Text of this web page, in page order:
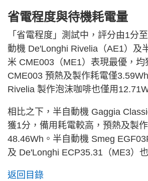
省電程度與待機耗電量
「省電程度」測試中，評分由1分
動機 De'Longhi Rivelia（AE1）及
米 CME003（ME1）表現最優，均
CME003 預熱及製作耗電僅
Rivelia 製作泡沫咖啡也僅用
相比之下，半自動機 Gaggia
獲1分，備用耗電較高，預熱及製
48.46Wh。半自動機 Smeg
及 De'Longhi ECP35.31（ME3）
返回目錄